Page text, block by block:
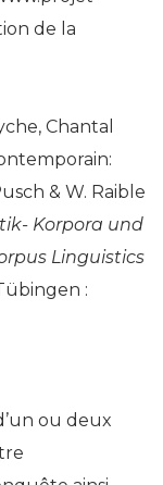
de la
Chantal
& W. Raible
Korpora und
Linguistics
:
ou deux